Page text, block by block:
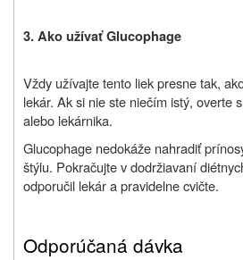
3. Ako užívať Glucophage
Vždy užívajte tento liek presne tak,
lekár. Ak si nie ste niečím istý, overte
alebo lekárnika.
Glucophage nedokáže nahradiť
štýlu. Pokračujte v dodržiavaní
odporučil lekár a pravidelne cvičte.
Odporúčaná dávka